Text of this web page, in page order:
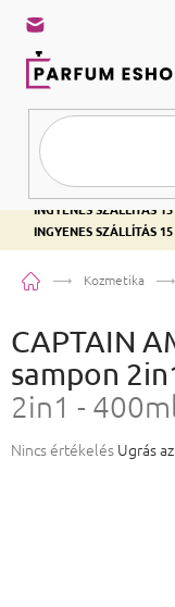
INGYENES SZÁLLÍTÁS
INGYENES SZÁLLÍTÁS
INGYENES SZÁLLÍTÁS
KezdőlapKozmetika
CAPTAIN
sampon
2in1 -
A termék átlagos
Nincs értékelés Ugrás